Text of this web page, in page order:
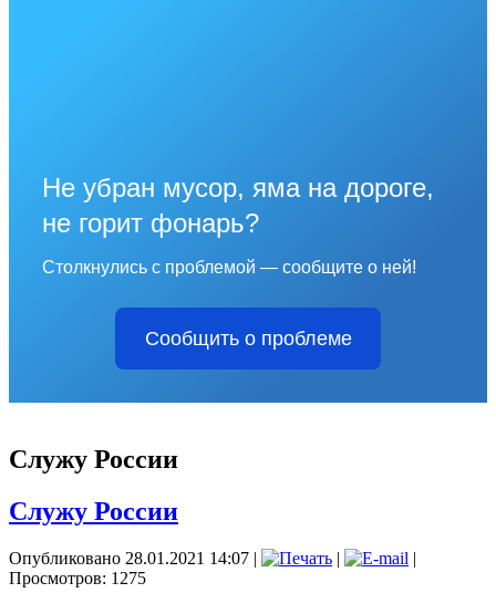
Не убран мусор, яма на дороге,
не горит фонарь?
Столкнулись с проблемой — сообщите о ней!
Сообщить о проблеме
Служу России
Служу России
Опубликовано 28.01.2021 14:07 | |
|
Просмотров: 1275